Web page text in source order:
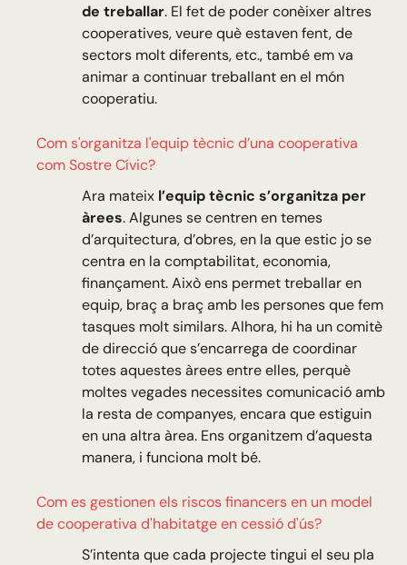
de treballar. El fet de poder conèixer altres
cooperatives, veure què estaven fent, de
sectors molt diferents, etc., també em va
animar a continuar treballant en el món
cooperatiu.
Com s'organitza l'equip tècnic d’una cooperativa
com Sostre Cívic?
Ara mateix l’equip tècnic s’organitza per
àrees. Algunes se centren en temes
d’arquitectura, d’obres, en la que estic jo se
centra en la comptabilitat, economia,
finançament. Això ens permet treballar en
equip, braç a braç amb les persones que fem
tasques molt similars. Alhora, hi ha un comitè
de direcció que s’encarrega de coordinar
totes aquestes àrees entre elles, perquè
moltes vegades necessites comunicació amb
la resta de companyes, encara que estiguin
en una altra àrea. Ens organitzem d’aquesta
manera, i funciona molt bé.
Com es gestionen els riscos financers en un model
de cooperativa d'habitatge en cessió d'ús?
S’intenta que cada projecte tingui el seu pla